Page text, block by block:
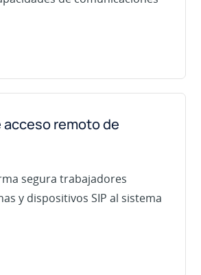
remoto de
segura trabajadores
y dispositivos SIP al sistema